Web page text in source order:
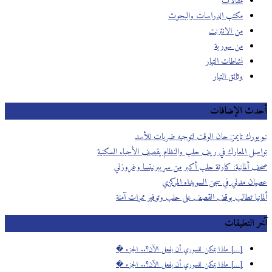
مكتب الدراسات والبحوث
من الانترنت
من سورية
نشاطات التيار
وثائق التيار
الإضافات
تايمز: حان الوقت لتوجيه ضربات للأسد
المعارك في ريف حلب والنظام يقصف الأحياء السكنية
ألمانية: كارثة حلب أكبر من سريبرنيتسا وغروزني
مدني في سجن السويداء المركزي
تطالب بوقف القصف على حلب وتوفير ممرات آمنة
التعليقات
[…] ماذا يمكن للسوري أن يفعل الآن؟.. الجزء �
[…] ماذا يمكن للسوري أن يفعل الآن؟.. الجزء �